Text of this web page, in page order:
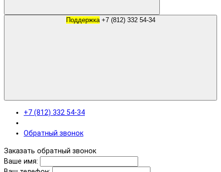
Поддержка +7 (812) 332 54-34
+7 (812) 332 54-34
Обратный звонок
Заказать обратный звонок
Ваше имя: